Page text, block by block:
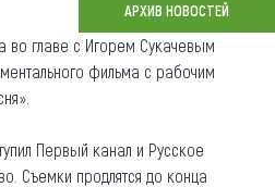
АРХИВ НОВОСТЕЙ
во главе с Игорем Сукачевым
фильма с рабочим
Первый канал и Русское
Съемки продлятся до конца